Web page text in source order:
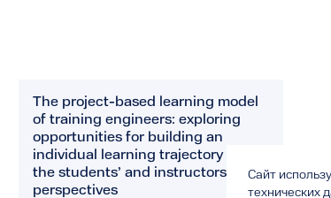
The project-based learning model
of training engineers: exploring
opportunities for building an
individual learning trajectory from
the students’ and instructors’
perspectives
Сайт
технических